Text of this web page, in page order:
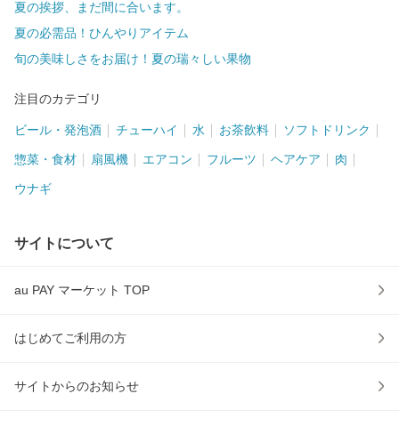
夏の挨拶、まだ間に合います。
夏の必需品！ひんやりアイテム
旬の美味しさをお届け！夏の瑞々しい果物
注目のカテゴリ
ビール・発泡酒 チューハイ 水 お茶飲料 ソフトドリンク
惣菜・食材 扇風機 エアコン フルーツ ヘアケア 肉
ウナギ
サイトについて
au PAY マーケット TOP
はじめてご利用の方
サイトからのお知らせ